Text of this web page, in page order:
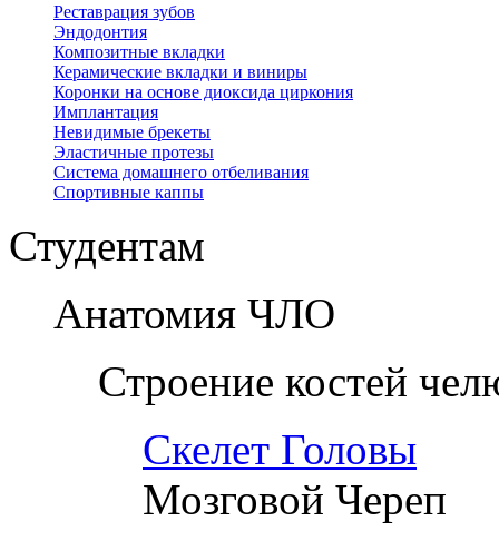
Реставрация зубов
Эндодонтия
Композитные вкладки
Керамические вкладки и виниры
Коронки на основе диоксида циркония
Имплантация
Невидимые брекеты
Эластичные протезы
Система домашнего отбеливания
Спортивные каппы
Студентам
Анатомия ЧЛО
Строение костей
Скелет Головы
Мозговой Череп